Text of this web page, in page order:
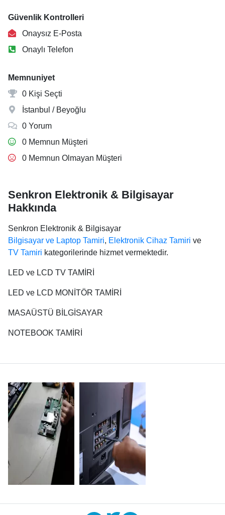
Güvenlik Kontrolleri
Onaysız E-Posta
Onaylı Telefon
Memnuniyet
0 Kişi Seçti
İstanbul / Beyoğlu
0 Yorum
0 Memnun Müşteri
0 Memnun Olmayan Müşteri
Senkron Elektronik & Bilgisayar
Hakkında
Senkron Elektronik & Bilgisayar
Bilgisayar ve Laptop Tamiri, Elektronik Cihaz Tamiri ve
TV Tamiri kategorilerinde hizmet vermektedir.
LED ve LCD TV TAMİRİ
LED ve LCD MONİTÖR TAMİRİ
MASAÜSTÜ BİLGİSAYAR
NOTEBOOK TAMİRİ